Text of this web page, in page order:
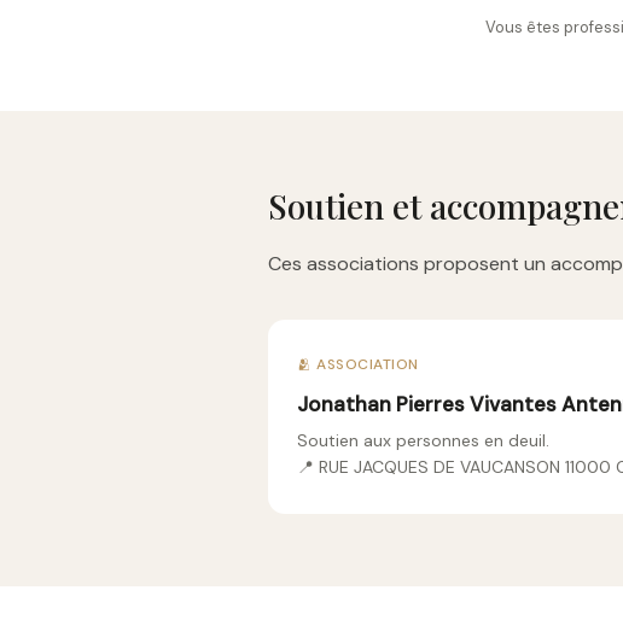
Vous êtes
Soutien et
Ces associations proposent un
🫂 ASSOCIATION
Jonathan Pierres Vivantes
Soutien aux personnes en deuil.
📍 RUE JACQUES DE VAUCANSON 11000